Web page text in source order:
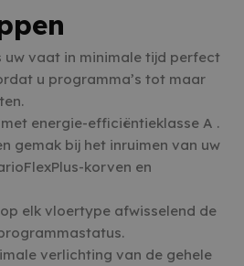
uw vaat in minimale tijd perfect
u programma’s tot maar
energie-efficiëntieklasse A .
gemak bij het inruimen van uw
korven en
elk vloertype afwisselend de
verlichting van de gehele